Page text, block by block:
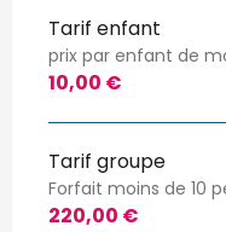
Tarif enfant
prix par enfant de
10,00 €
Tarif groupe
Forfait moins de 10
220,00 €